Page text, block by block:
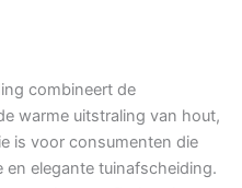
combineert de
warme uitstraling van hout,
is voor consumenten die
elegante tuinafscheiding.